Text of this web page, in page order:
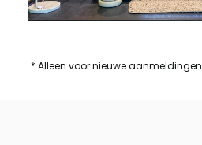
* Alleen voor nieuwe aanmeldingen